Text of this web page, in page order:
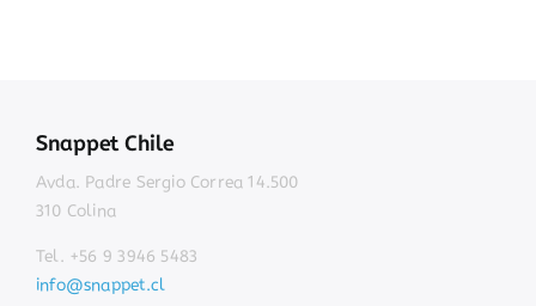
Snappet Chile
Avda. Padre Sergio Correa 14.500
310 Colina
Tel. +56 9 3946 5483
info@snappet.cl